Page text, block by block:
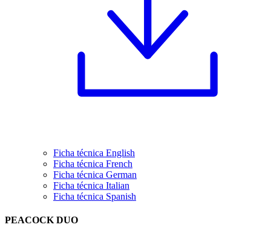
Ficha técnica English
Ficha técnica French
Ficha técnica German
Ficha técnica Italian
Ficha técnica Spanish
PEACOCK DUO